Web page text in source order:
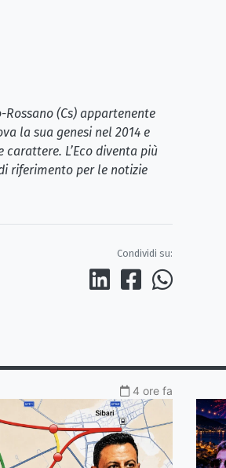
(Cs) appartenente
la sua genesi nel 2014 e
L’Eco diventa più
riferimento per le notizie
Condividi su:
4 ore fa